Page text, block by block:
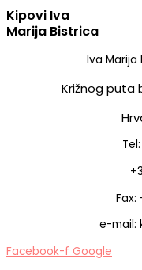
Kipovi Iva
Marija Bistrica
Iva Marija
Križnog puta
e-mail:
Facebook-f Google